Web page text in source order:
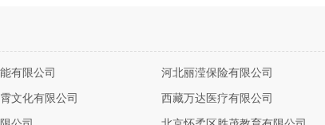
有限公司 河北丽滢保险有限公司
文化有限公司 西藏万达医疗有限公司